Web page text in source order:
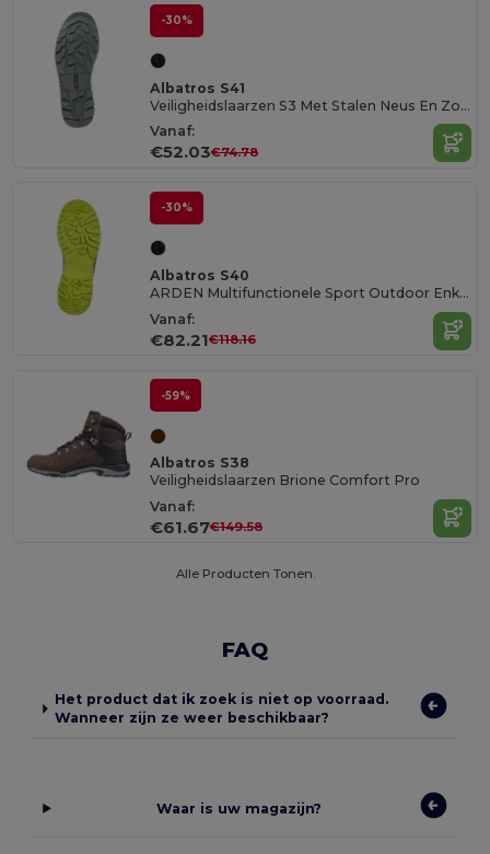
-30%
Albatros S41
Veiligheidslaarzen S3 Met Stalen Neus En Zool
Vanaf:
€52.03€74.78
-30%
Albatros S40
ARDEN Multifunctionele Sport Outdoor Enkellaarzen
Vanaf:
€82.21€118.16
-59%
Albatros S38
Veiligheidslaarzen Brione Comfort Pro
Vanaf:
€61.67€149.58
Alle Producten Tonen.
FAQ
Het product dat ik zoek is niet op voorraad.
Wanneer zijn ze weer beschikbaar?
Waar is uw magazijn?